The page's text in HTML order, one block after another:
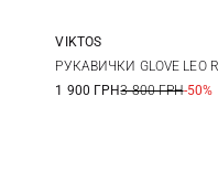
M L
VIKTOS
РУКАВИЧКИ GLOVE LEO
1 900 ГРН3 800 ГРН-50%